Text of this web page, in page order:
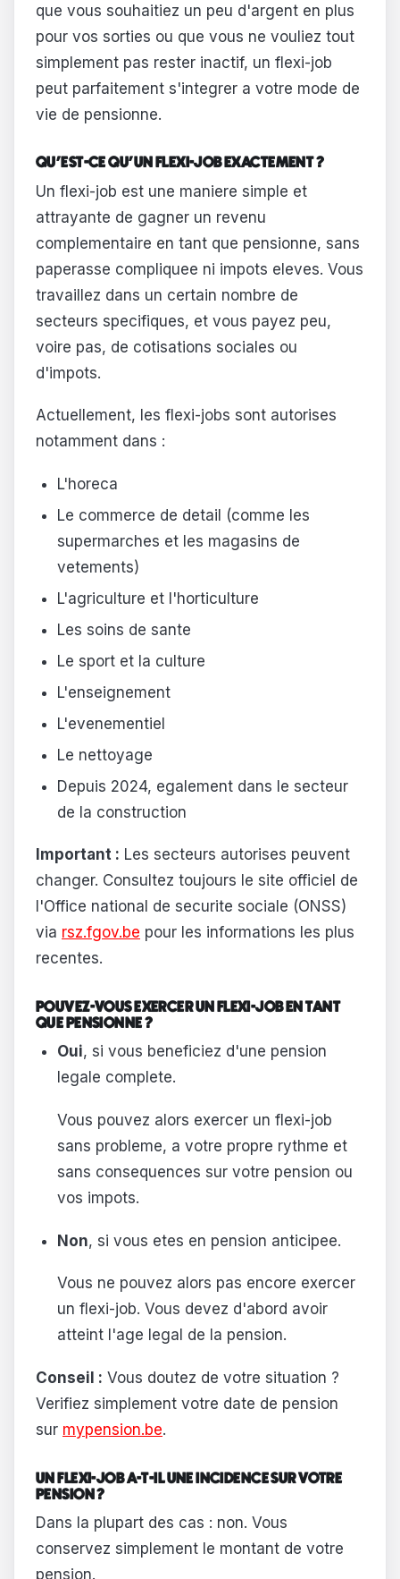
que vous souhaitiez un peu d'argent en plus
pour vos sorties ou que vous ne vouliez tout
simplement pas rester inactif, un flexi-job
peut parfaitement s'integrer a votre mode de
vie de pensionne.
QU'EST-CE QU'UN FLEXI-JOB EXACTEMENT ?
Un flexi-job est une maniere simple et
attrayante de gagner un revenu
complementaire en tant que pensionne, sans
paperasse compliquee ni impots eleves. Vous
travaillez dans un certain nombre de
secteurs specifiques, et vous payez peu,
voire pas, de cotisations sociales ou
d'impots.
Actuellement, les flexi-jobs sont autorises
notamment dans :
L'horeca
Le commerce de detail (comme les
supermarches et les magasins de
vetements)
L'agriculture et l'horticulture
Les soins de sante
Le sport et la culture
L'enseignement
L'evenementiel
Le nettoyage
Depuis 2024, egalement dans le secteur
de la construction
Important : Les secteurs autorises peuvent
changer. Consultez toujours le site officiel de
l'Office national de securite sociale (ONSS)
via rsz.fgov.be pour les informations les plus
recentes.
POUVEZ-VOUS EXERCER UN FLEXI-JOB EN TANT
QUE PENSIONNE ?
Oui, si vous beneficiez d'une pension
legale complete.
Vous pouvez alors exercer un flexi-job
sans probleme, a votre propre rythme et
sans consequences sur votre pension ou
vos impots.
Non, si vous etes en pension anticipee.
Vous ne pouvez alors pas encore exercer
un flexi-job. Vous devez d'abord avoir
atteint l'age legal de la pension.
Conseil : Vous doutez de votre situation ?
Verifiez simplement votre date de pension
sur mypension.be.
UN FLEXI-JOB A-T-IL UNE INCIDENCE SUR VOTRE
PENSION ?
Dans la plupart des cas : non. Vous
conservez simplement le montant de votre
pension.